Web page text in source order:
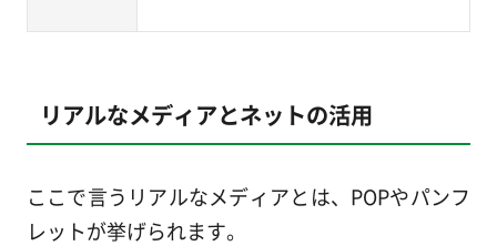
リアルなメディアとネットの活用
ここで言うリアルなメディアとは、POPやパンフ
レットが挙げられます。